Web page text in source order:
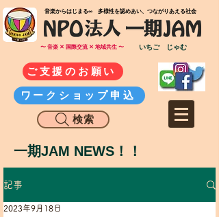
​音楽からはじまる∞ 多様性を認めあい、つながりあえる社会
〜 音楽 ✕ 国際交流 ✕ 地域共生 〜 いちご じゃむ
ご支援のお願い
ワークショップ申込
検索
一期JAM NEWS！！
記事
2023年9月18日